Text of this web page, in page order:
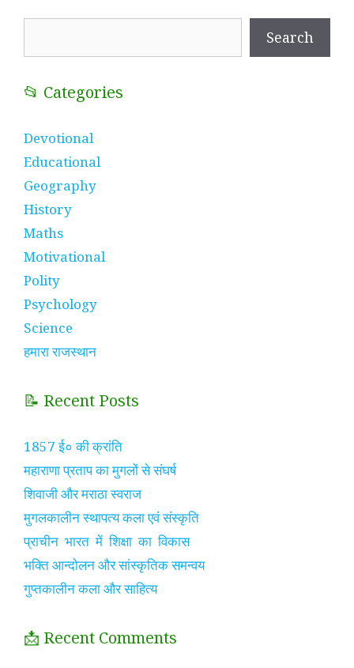
Search
📂 Categories
Devotional
Educational
Geography
History
Maths
Motivational
Polity
Psychology
Science
हमारा राजस्थान
📝 Recent Posts
1857 ई० की क्रांति
महाराणा प्रताप का मुगलों से संघर्ष
शिवाजी और मराठा स्वराज
मुगलकालीन स्थापत्य कला एवं संस्कृति
प्राचीन भारत में शिक्षा का विकास
भक्ति आन्दोलन और सांस्कृतिक समन्वय
गुप्तकालीन कला और साहित्य
📩 Recent Comments